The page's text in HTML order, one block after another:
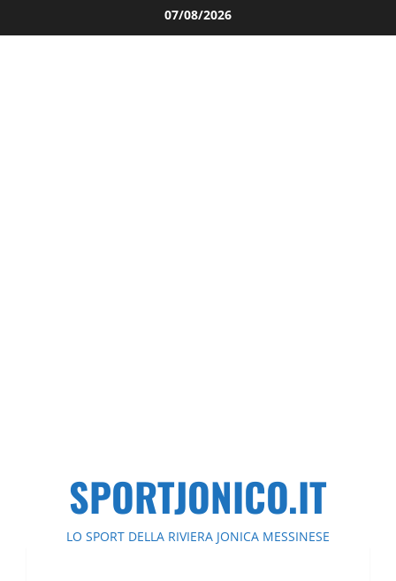
al
07/08/2026
SPORTJONICO.IT
LO SPORT DELLA RIVIERA JONICA MESSINESE